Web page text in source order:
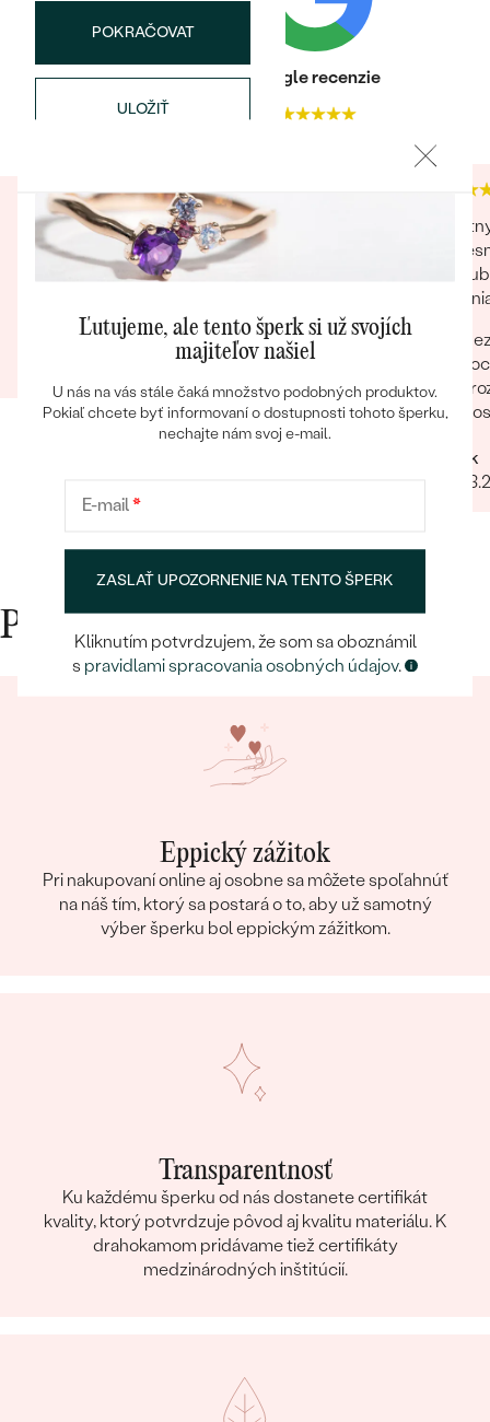
Bestsellery
OBJAVIŤ
Postranné drahokamy
DRUH:
Kubický zirkón
POKRAČOVAT
ULOŽIŤ
Heuréka recenzie
4.9
Google recenzie
4.9
Nakupoval som druhý krát a som spokojný.
Robia to na úrovni. Certifikát, krabička,
handrička, poďakovanie... Sú to maličkosti ale
Patrik
Prečo nakupovať v Eppi
Eppický zážitok
Pri nakupovaní online aj osobne sa môžete spoľahnúť
na náš tím, ktorý sa postará o to, aby už samotný
výber šperku bol eppickým zážitkom.
Transparentnosť
Ku každému šperku od nás dostanete certifikát
kvality, ktorý potvrdzuje pôvod aj kvalitu materiálu. K
drahokamom pridávame tiež certifikáty
medzinárodných inštitúcií.
Ľutujeme, ale tento šperk si už svojích
majiteľov našiel
U nás na vás stále čaká množstvo podobných produktov.
Pokiaľ chcete byť informovaní o dostupnosti tohoto šperku,
nechajte nám svoj e-mail.
E-mail*
ZASLAŤ UPOZORNENIE NA TENTO ŠPERK
Kliknutím potvrdzujem, že som sa oboznámil
s pravidlami spracovania osobných údajov.